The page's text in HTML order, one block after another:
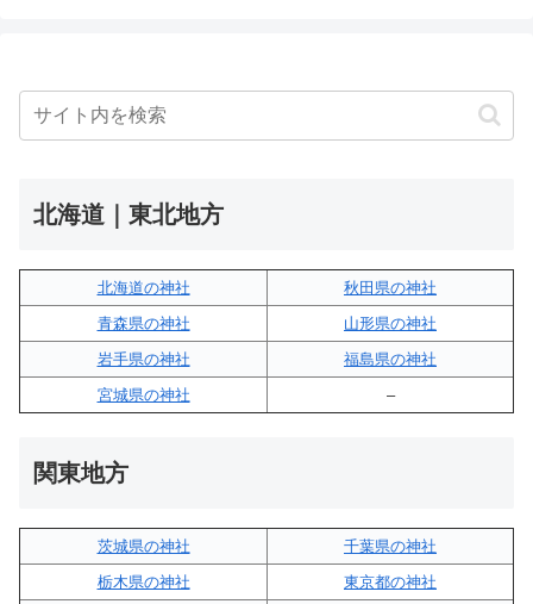
北海道｜東北地方
北海道の神社
秋田県の神社
青森県の神社
山形県の神社
岩手県の神社
福島県の神社
宮城県の神社
–
関東地方
茨城県の神社
千葉県の神社
栃木県の神社
東京都の神社